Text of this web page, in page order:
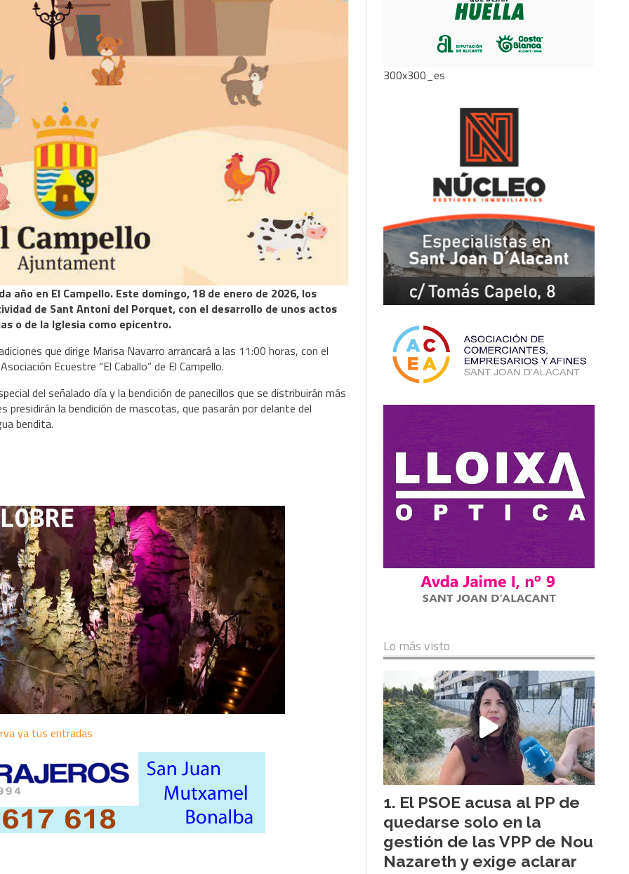
en El Campello. Este domingo, 18 de enero de 2026, los
de Sant Antoni del Porquet, con el desarrollo de unos actos
o de la Iglesia como epicentro.
que dirige Marisa Navarro arrancará a las 11:00 horas, con el
Ecuestre “El Caballo” de El Campello.
del señalado día y la bendición de panecillos que se distribuirán más
la bendición de mascotas, que pasarán por delante del
bendita.
ya tus entradas
300x300_es
Lo más visto
El PSOE acusa al PP de
quedarse solo en la
gestión de las VPP de Nou
Nazareth y exige aclarar